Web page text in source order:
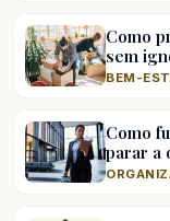
Como
sem
BEM-
Como
parar a